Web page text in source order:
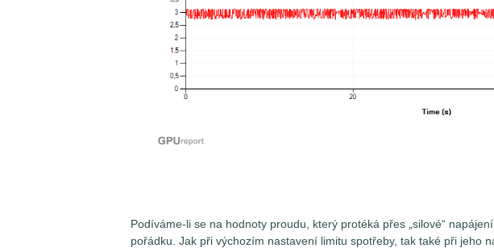
Podíváme-li se na hodnoty proudu, který protéká přes „silové“
pořádku. Jak při výchozím nastavení limitu spotřeby, tak také při jeho